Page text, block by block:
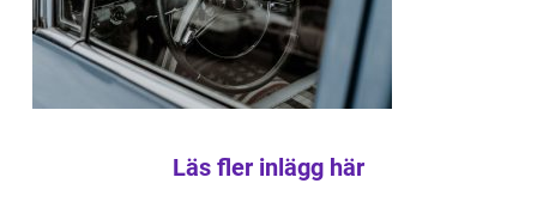
Läs fler inlägg här